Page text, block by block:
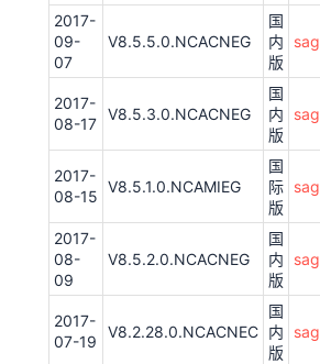
2017-
09-
07
V8.5.5.0.NCACNEG
国
内
版
2017-
08-17
V8.5.3.0.NCACNEG
国
内
版
2017-
08-15
V8.5.1.0.NCAMIEG
国
际
版
2017-
08-
09
V8.5.2.0.NCACNEG
国
内
版
2017-
07-19
V8.2.28.0.NCACNEC
国
内
版